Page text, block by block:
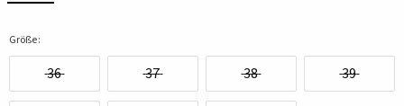
Größe:
36 37 38 39